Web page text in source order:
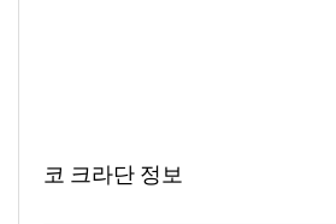
코 크라단 정보